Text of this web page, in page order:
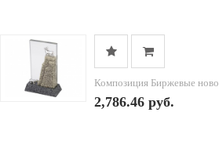
Композиция Биржевые
2,786.46 руб.